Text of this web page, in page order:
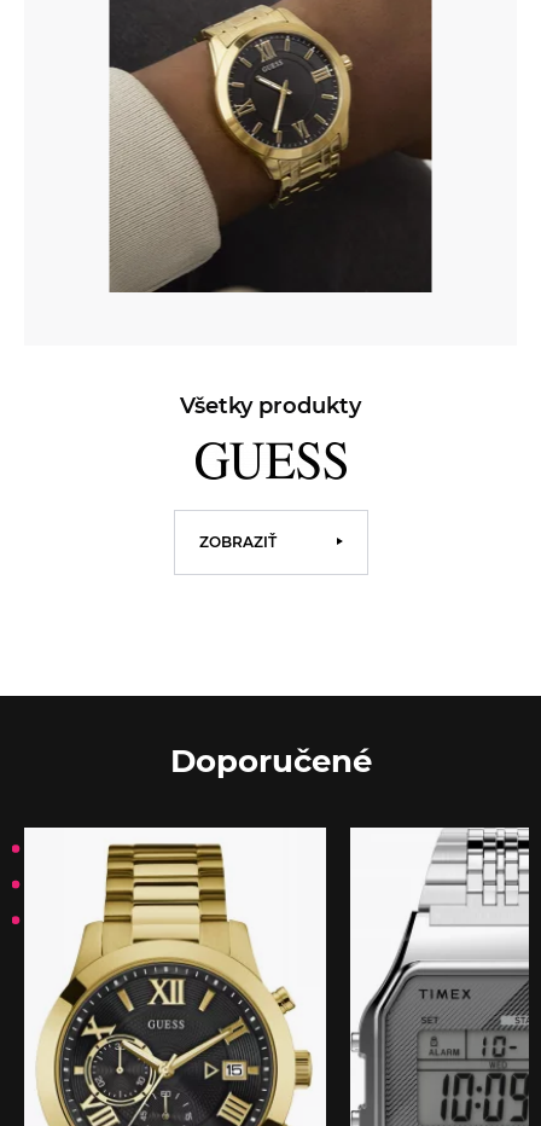
Všetky produkty
ZOBRAZIŤ
Doporučené